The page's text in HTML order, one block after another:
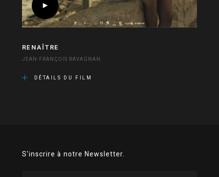
RENAÎTRE
JEAN-FRANÇOIS RAVAGNAN
DÉTAILS DU FILM
S'inscrire à notre Newsletter.